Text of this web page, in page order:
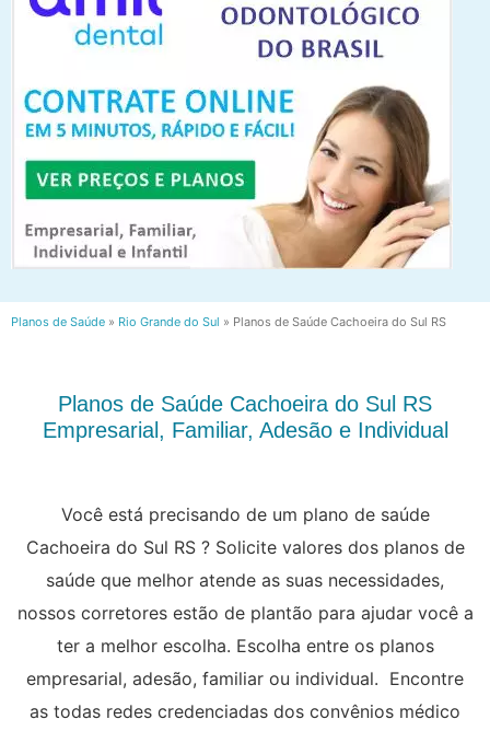
Planos de Saúde » Rio Grande do Sul » Planos de Saúde Cachoeira do Sul RS
Planos de Saúde Cachoeira do Sul RS
Empresarial, Familiar, Adesão e Individual
Você está precisando de um plano de saúde
Cachoeira do Sul RS ? Solicite valores dos planos de
saúde que melhor atende as suas necessidades,
nossos corretores estão de plantão para ajudar você a
ter a melhor escolha. Escolha entre os planos
empresarial, adesão, familiar ou individual. Encontre
as todas redes credenciadas dos convênios médico